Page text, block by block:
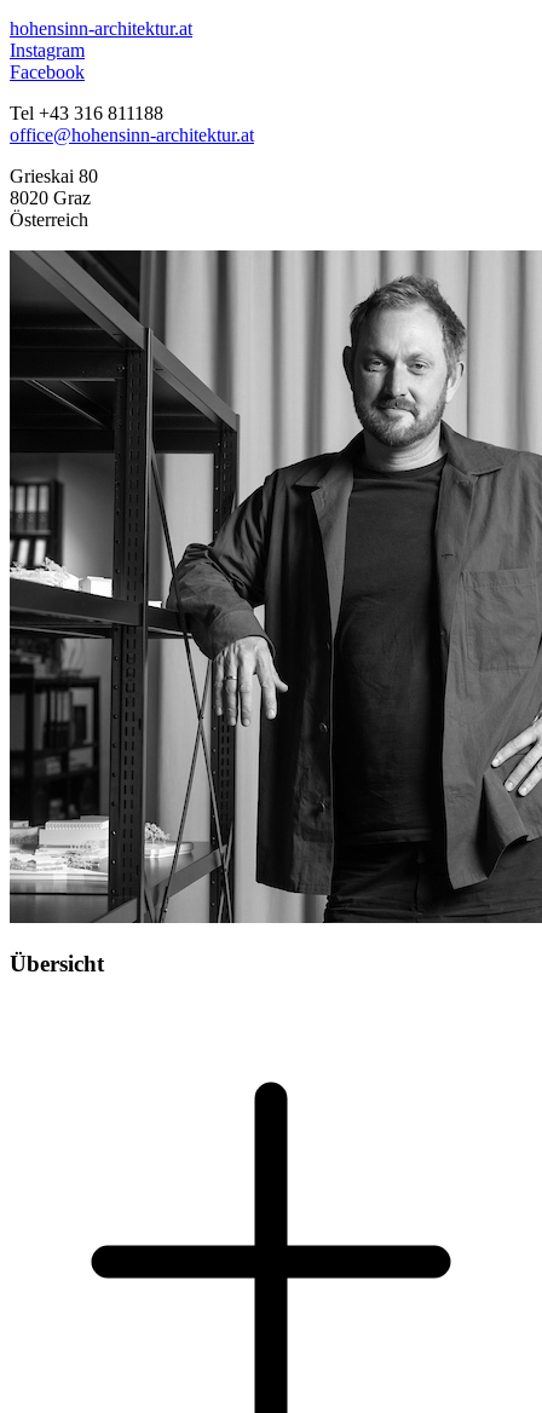
hohensinn-architektur.at
Instagram
Facebook
Tel +43 316 811188
office@hohensinn-architektur.at
Grieskai 80
8020 Graz
Österreich
Übersicht